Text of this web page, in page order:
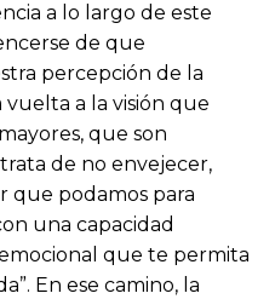
a lo largo de este
de que
percepción de la
vuelta a la visión que
que son
trata de no envejecer,
que podamos para
una capacidad
que te permita
En ese camino, la